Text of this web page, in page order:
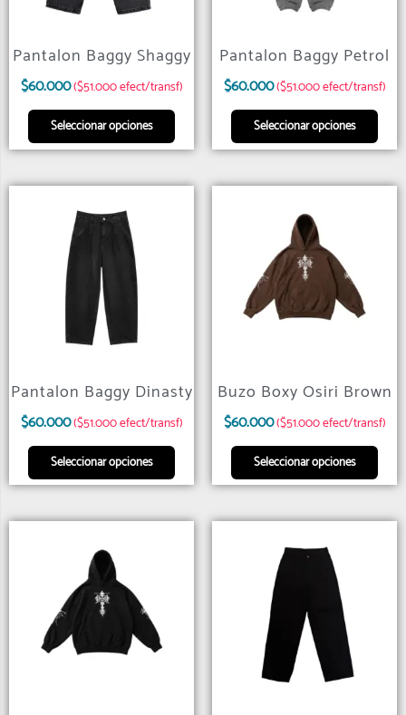
Pantalon Baggy Shaggy
$60.000($51.000 efect/transf)
Seleccionar opciones
Pantalon Baggy Petrol
$60.000($51.000 efect/transf)
Seleccionar opciones
Pantalon Baggy Dinasty
$60.000($51.000 efect/transf)
Seleccionar opciones
Buzo Boxy Osiri Brown
$60.000($51.000 efect/transf)
Seleccionar opciones